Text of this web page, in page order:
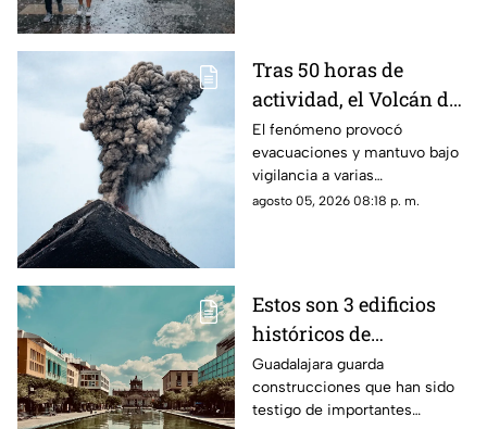
Tras 50 horas de
actividad, el Volcán de
Fuego se calma, pero la
alerta continúa
El fenómeno provocó
evacuaciones y mantuvo bajo
vigilancia a varias
comunidades por el riesgo de
agosto 05, 2026 08:18 p. m.
Estos son 3 edificios
históricos de
Guadalajara que tienes
que conocer al menos
una vez
Guadalajara guarda
construcciones que han sido
testigo de importantes